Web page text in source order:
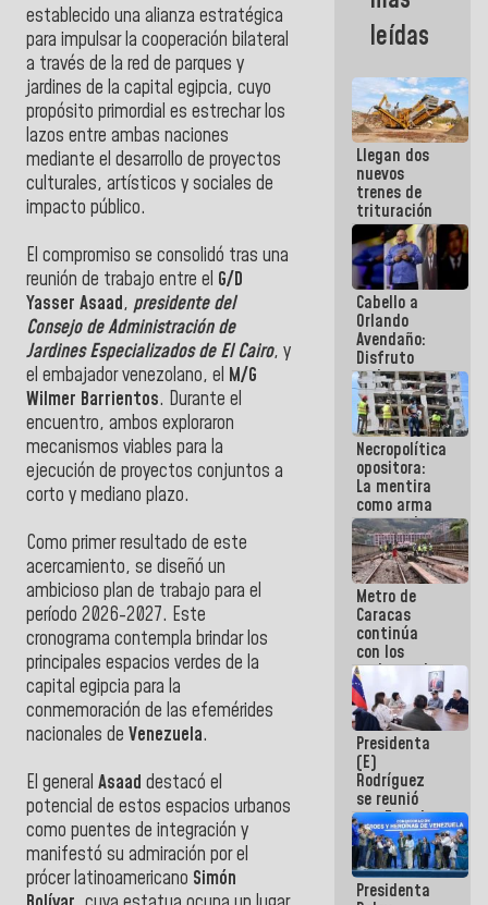
establecido una alianza estratégica
para impulsar la cooperación bilateral
a través de la red de parques y
jardines de la capital egipcia, cuyo
propósito primordial es estrechar los
lazos entre ambas naciones
mediante el desarrollo de proyectos
culturales, artísticos y sociales de
impacto público.
El compromiso se consolidó tras una
reunión de trabajo entre el G/D
Yasser Asaad, presidente del
Consejo de Administración de
Jardines Especializados de El Cairo, y
el embajador venezolano, el M/G
Wilmer Barrientos. Durante el
encuentro, ambos exploraron
mecanismos viables para la
ejecución de proyectos conjuntos a
corto y mediano plazo.
Como primer resultado de este
acercamiento, se diseñó un
ambicioso plan de trabajo para el
período 2026-2027. Este
cronograma contempla brindar los
principales espacios verdes de la
capital egipcia para la
conmemoración de las efemérides
nacionales de Venezuela.
El general Asaad destacó el
potencial de estos espacios urbanos
como puentes de integración y
manifestó su admiración por el
prócer latinoamericano Simón
Pueblo
leídas
Llegan dos
nuevos
trenes de
trituración
para
optimizar
manejo de
escombros
en La Guaira
Cabello a
Orlando
Avendaño:
Disfruto
cada vez
que escribes
porque lo
que haces
es
embarrarla
Necropolítica
opositora:
La mentira
como arma
contra el
Pueblo
Metro de
Caracas
continúa
con los
trabajos de
mantenimiento
e inspección
en la Línea 2
Presidenta
(E)
Rodríguez
se reunió
con Estado
Mayor
Eléctrico
para
abordar
Presidenta